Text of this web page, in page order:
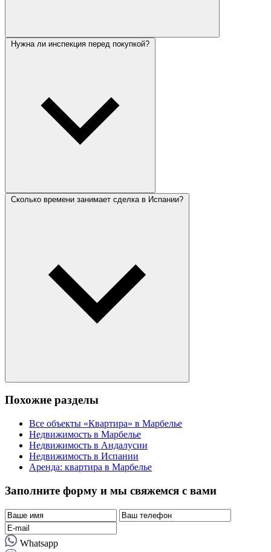
Нужна ли инспекция перед покупкой?
Сколько времени занимает сделка в Испании?
Похожие разделы
Все объекты «Квартира» в Марбелье
Недвижимость в Марбелье
Недвижимость в Андалусии
Недвижимость в Испании
Аренда: квартира в Марбелье
Заполните форму и мы свяжемся с вами
Whatsapp